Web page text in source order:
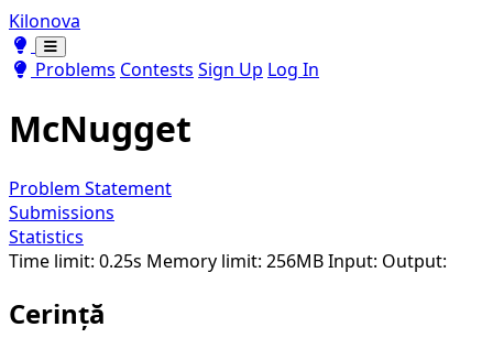
Kilonova
Toggle theme
Toggle theme
Problems Contests Sign Up Log In
McNugget
Problem Statement
Submissions
Statistics
Time limit: 0.25s Memory limit: 256MBInput: Output:
Cerință